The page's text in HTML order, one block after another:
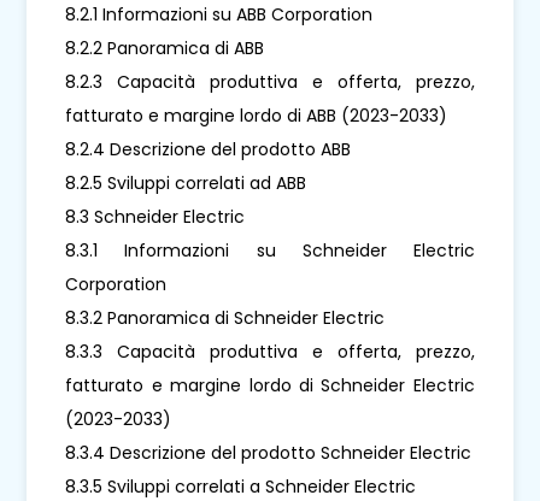
8.2.1 Informazioni su ABB Corporation
8.2.2 Panoramica di ABB
8.2.3 Capacità produttiva e offerta, prezzo,
fatturato e margine lordo di ABB (2023-2033)
8.2.4 Descrizione del prodotto ABB
8.2.5 Sviluppi correlati ad ABB
8.3 Schneider Electric
8.3.1 Informazioni su Schneider Electric
Corporation
8.3.2 Panoramica di Schneider Electric
8.3.3 Capacità produttiva e offerta, prezzo,
fatturato e margine lordo di Schneider Electric
(2023-2033)
8.3.4 Descrizione del prodotto Schneider Electric
8.3.5 Sviluppi correlati a Schneider Electric